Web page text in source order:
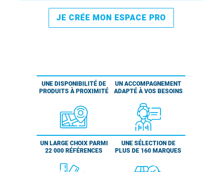
JE CRÉE MON ESPACE PRO
UNE DISPONIBILITÉ DE
PRODUITS À PROXIMITÉ
UN ACCOMPAGNEMENT
ADAPTÉ À VOS BESOINS
UN LARGE CHOIX PARMI
22 000 RÉFÉRENCES
UNE SÉLECTION DE
PLUS DE 160 MARQUES